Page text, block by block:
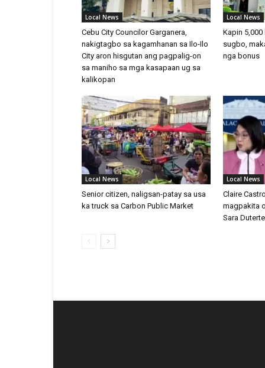
Local News
Cebu City Councilor Garganera,
nakigtagbo sa kagamhanan sa Ilo-Ilo
City aron hisgutan ang pagpalig-on
sa maniho sa mga kasapaan ug sa
kalikopan
Local News
Kapin
sugbo,
nga bonus
Local News
Senior citizen, naligsan-patay sa usa
ka truck sa Carbon Public Market
Local News
Claire
magpakita
Sara Duterte